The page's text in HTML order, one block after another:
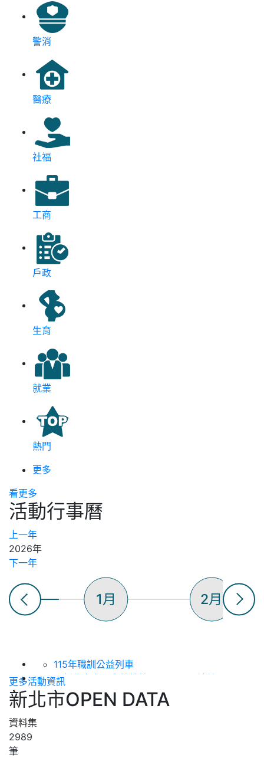
警消
醫療
社福
工商
戶政
生育
就業
熱門
更多
看更多
活動行事曆
上一年
2026年
下一年
1月 2月
115年職訓公益列車
【新北市立圖書館總館】8/22 ~閱讀健
康，骨立全開~ 銀髮好筋骨與關節防護守護
日
更多活動資訊
新北市OPEN DATA
資料集
2989
筆